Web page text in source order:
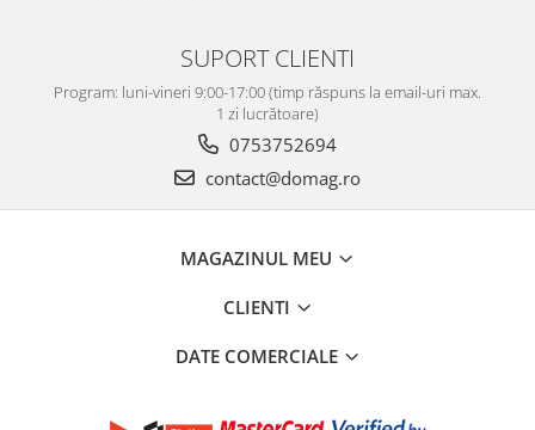
SUPORT CLIENTI
Program: luni-vineri 9:00-17:00 (timp răspuns la email-uri max.
1 zi lucrătoare)
0753752694
contact@domag.ro
MAGAZINUL MEU
CLIENTI
DATE COMERCIALE